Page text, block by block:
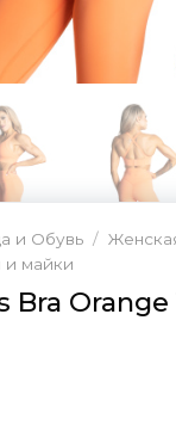
и Обувь /
и майки
Orange